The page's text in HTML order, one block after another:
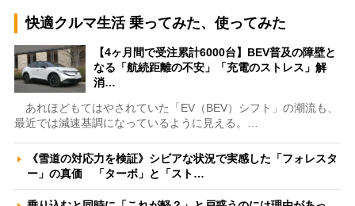
快適クルマ生活 乗ってみた、使ってみた
【4ヶ月間で受注累計6000台】BEV普及の障壁と
なる「航続距離の不安」「充電のストレス」解
消…
あれほどもてはやされていた「EV（BEV）シフト」の潮流も、
最近では減速基調になっているように見える。…
《雪道の対応力を検証》シビアな状況で実感した「フォレスタ
ー」の真価 「ターボ」と「スト…